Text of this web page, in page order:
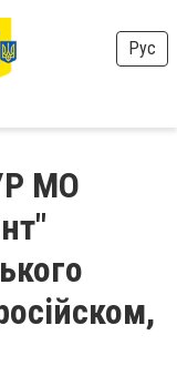
Рус
МО